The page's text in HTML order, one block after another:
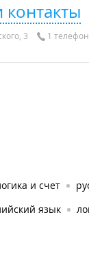
контакты
3 1 телефон
и счет
язык